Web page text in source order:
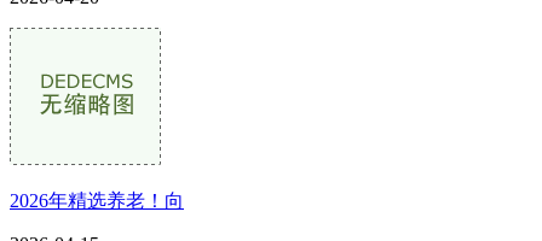
2026年精选养老！向